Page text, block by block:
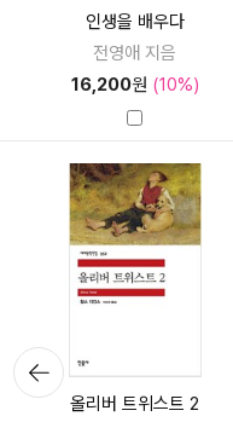
인생을 배우다
전영애 지음
16,200원 (10%)
올리버 트위스트 2
뒤로가
기